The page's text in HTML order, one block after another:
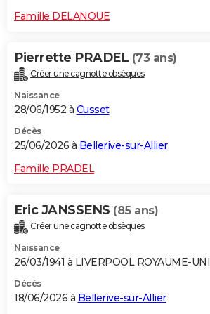
Famille DELANOUE
Pierrette PRADEL (73 ans)
Créer une cagnotte obsèques
Naissance
28/06/1952 à Cusset
Décès
25/06/2026 à Bellerive-sur-Allier
Famille PRADEL
Eric JANSSENS (85 ans)
Créer une cagnotte obsèques
Naissance
26/03/1941 à LIVERPOOL ROYAUME-UNI
Décès
18/06/2026 à Bellerive-sur-Allier